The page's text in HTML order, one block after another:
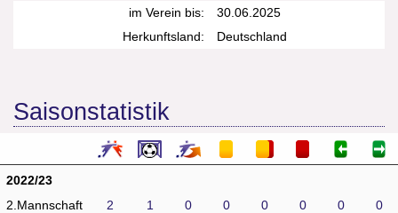
im Verein bis:
30.06.2025
Herkunftsland:
Deutschland
Saisonstatistik
2022/23
2.Mannschaft
2 1 0 0 0 0 0 0